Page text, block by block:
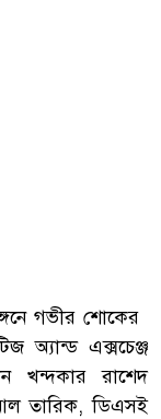
গভীর শোকের
অ্যান্ড এক্সচেঞ্জ
খন্দকার রাশেদ
তারিক, ডিএসই